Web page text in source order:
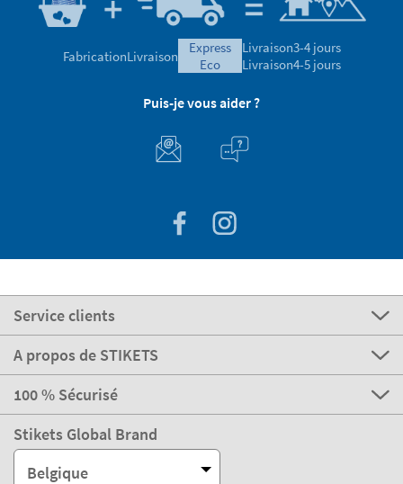
FabricationLivraison
express
eco
Livraison3-4 jours
Livraison4-5 jours
Puis-je vous aider ?
Service clients
A propos de STIKETS
100 % Sécurisé
Stikets Global Brand
Belgique